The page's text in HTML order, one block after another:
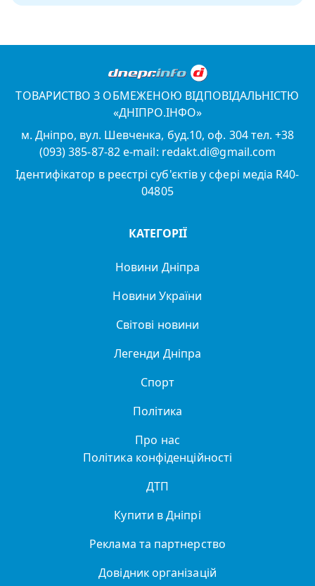
ТОВАРИСТВО З ОБМЕЖЕНОЮ ВІДПОВІДАЛЬНІСТЮ
«ДНІПРО.ІНФО»
м. Дніпро, вул. Шевченка, буд.10, оф. 304 тел. +38
(093) 385-87-82 e-mail: redakt.di@gmail.com
Ідентифікатор в реєстрі суб'єктів у сфері медіа R40-
04805
КАТЕГОРІЇ
Новини Дніпра
Новини України
Світові новини
Легенди Дніпра
Спорт
Політика
Про нас
Політика конфіденційності
ДТП
Купити в Дніпрі
Реклама та партнерство
Довідник організацій